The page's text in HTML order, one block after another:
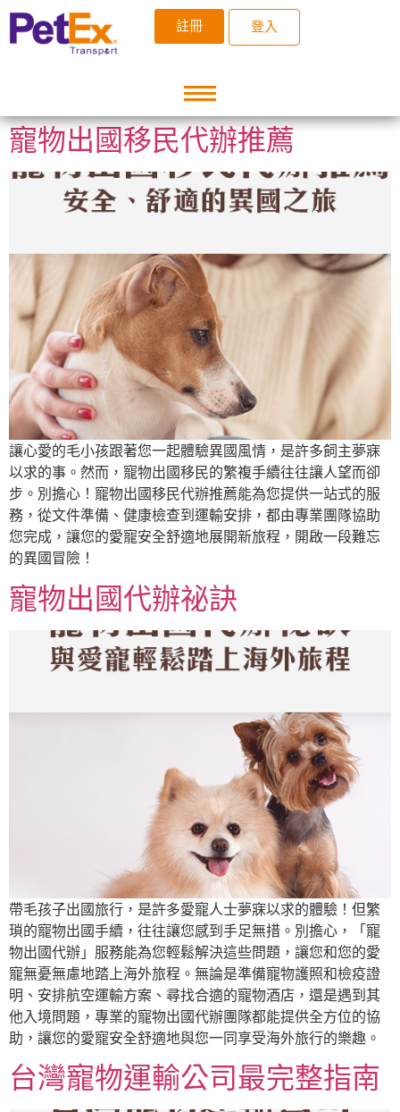
註冊 登入
寵物出國移民代辦推薦
讓心愛的毛小孩跟著您一起體驗異國風情，是許多飼主夢寐
以求的事。然而，寵物出國移民的繁複手續往往讓人望而卻
步。別擔心！寵物出國移民代辦推薦能為您提供一站式的服
務，從文件準備、健康檢查到運輸安排，都由專業團隊協助
您完成，讓您的愛寵安全舒適地展開新旅程，開啟一段難忘
的異國冒險！
寵物出國代辦祕訣
帶毛孩子出國旅行，是許多愛寵人士夢寐以求的體驗！但繁
瑣的寵物出國手續，往往讓您感到手足無措。別擔心，「寵
物出國代辦」服務能為您輕鬆解決這些問題，讓您和您的愛
寵無憂無慮地踏上海外旅程。無論是準備寵物護照和檢疫證
明、安排航空運輸方案、尋找合適的寵物酒店，還是遇到其
他入境問題，專業的寵物出國代辦團隊都能提供全方位的協
助，讓您的愛寵安全舒適地與您一同享受海外旅行的樂趣。
台灣寵物運輸公司最完整指南